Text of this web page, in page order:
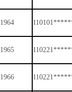
1964
1965
1966